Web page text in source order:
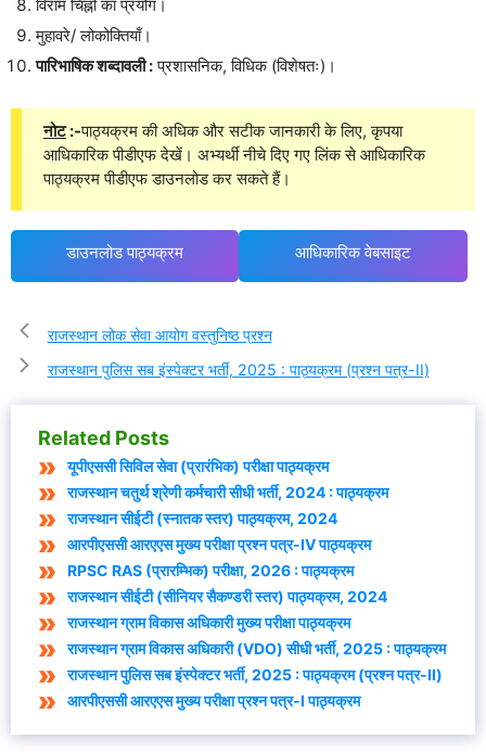
विराम चिह्नों का प्रयोग।
मुहावरे/ लोकोक्तियाँ।
पारिभाषिक शब्दावली :प्रशासनिक, विधिक (विशेषतः)।
नोट:-पाठ्यक्रम की अधिक और सटीक जानकारी के लिए, कृपया
आधिकारिक पीडीएफ देखें। अभ्यर्थी नीचे दिए गए लिंक से आधिकारिक
पाठ्यक्रम पीडीएफ डाउनलोड कर सकते हैं।
डाउनलोड पाठ्यक्रम आधिकारिक वेबसाइट
राजस्थान लोक सेवा आयोग वस्तुनिष्ठ प्रश्न
राजस्थान पुलिस सब इंस्पेक्टर भर्ती, 2025 : पाठ्यक्रम (प्रश्न पत्र-II)
Related Posts
यूपीएससी सिविल सेवा (प्रारंभिक) परीक्षा पाठ्यक्रम
राजस्थान चतुर्थ श्रेणी कर्मचारी सीधी भर्ती, 2024 : पाठ्यक्रम
राजस्थान सीईटी (स्नातक स्तर) पाठ्यक्रम, 2024
आरपीएससी आरएएस मुख्य परीक्षा प्रश्न पत्र-IV पाठ्यक्रम
RPSC RAS (प्रारम्भिक) परीक्षा, 2026 : पाठ्यक्रम
राजस्थान सीईटी (सीनियर सैकण्डरी स्तर) पाठ्यक्रम, 2024
राजस्थान ग्राम विकास अधिकारी मुख्य परीक्षा पाठ्यक्रम
राजस्थान ग्राम विकास अधिकारी (VDO) सीधी भर्ती, 2025 : पाठ्यक्रम
राजस्थान पुलिस सब इंस्पेक्टर भर्ती, 2025 : पाठ्यक्रम (प्रश्न पत्र-II)
आरपीएससी आरएएस मुख्य परीक्षा प्रश्न पत्र-I पाठ्यक्रम